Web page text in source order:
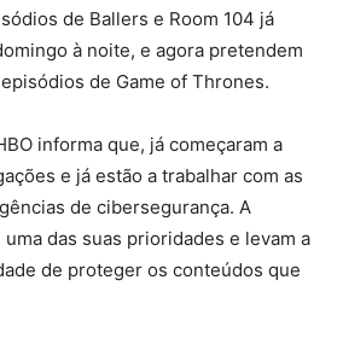
de Ballers e Room 104 já
à noite, e agora pretendem
de Game of Thrones.
informa que, já começaram a
e já estão a trabalhar com as
de cibersegurança. A
das suas prioridades e levam a
de proteger os conteúdos que